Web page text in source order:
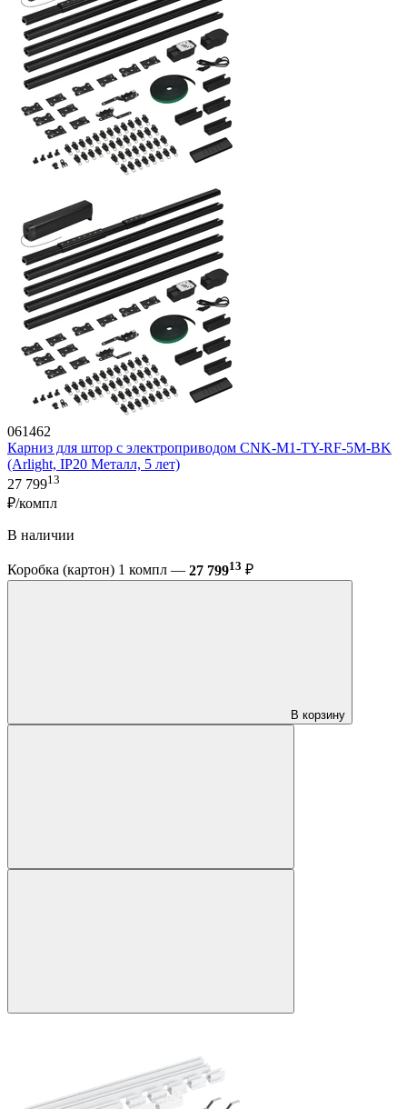
061462
Карниз для штор с электроприводом CNK-M1-TY-RF-5M-BK
(Arlight, IP20 Металл, 5 лет)
27 79913
₽/компл
В наличии
Коробка (картон) 1 компл — 27 79913 ₽
В корзину